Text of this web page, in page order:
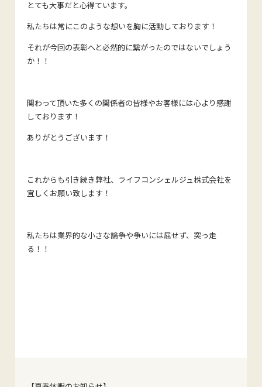
とても大事だと心得ています。
私たちは常にこのような想いを胸に活動しております！
それが今回の表彰へと必然的に繋がったのではないでしょう
か！！
関わって頂いた多くの関係者の皆様やお客様には心より感謝
しております！
ありがとうございます！
これからも引き続き弊社、ライフコンシェルジュ株式会社を
宜しくお願い致します！
私たちは業界的な小さな論争や争いには屈せず、突っ走
る！！